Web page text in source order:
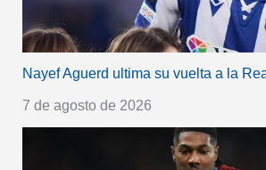
Nayef Aguerd ultima su vuelta a la
7 de agosto de 2026